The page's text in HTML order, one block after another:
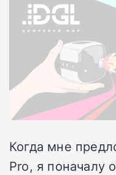
Когда мне
Pro, я поначалу